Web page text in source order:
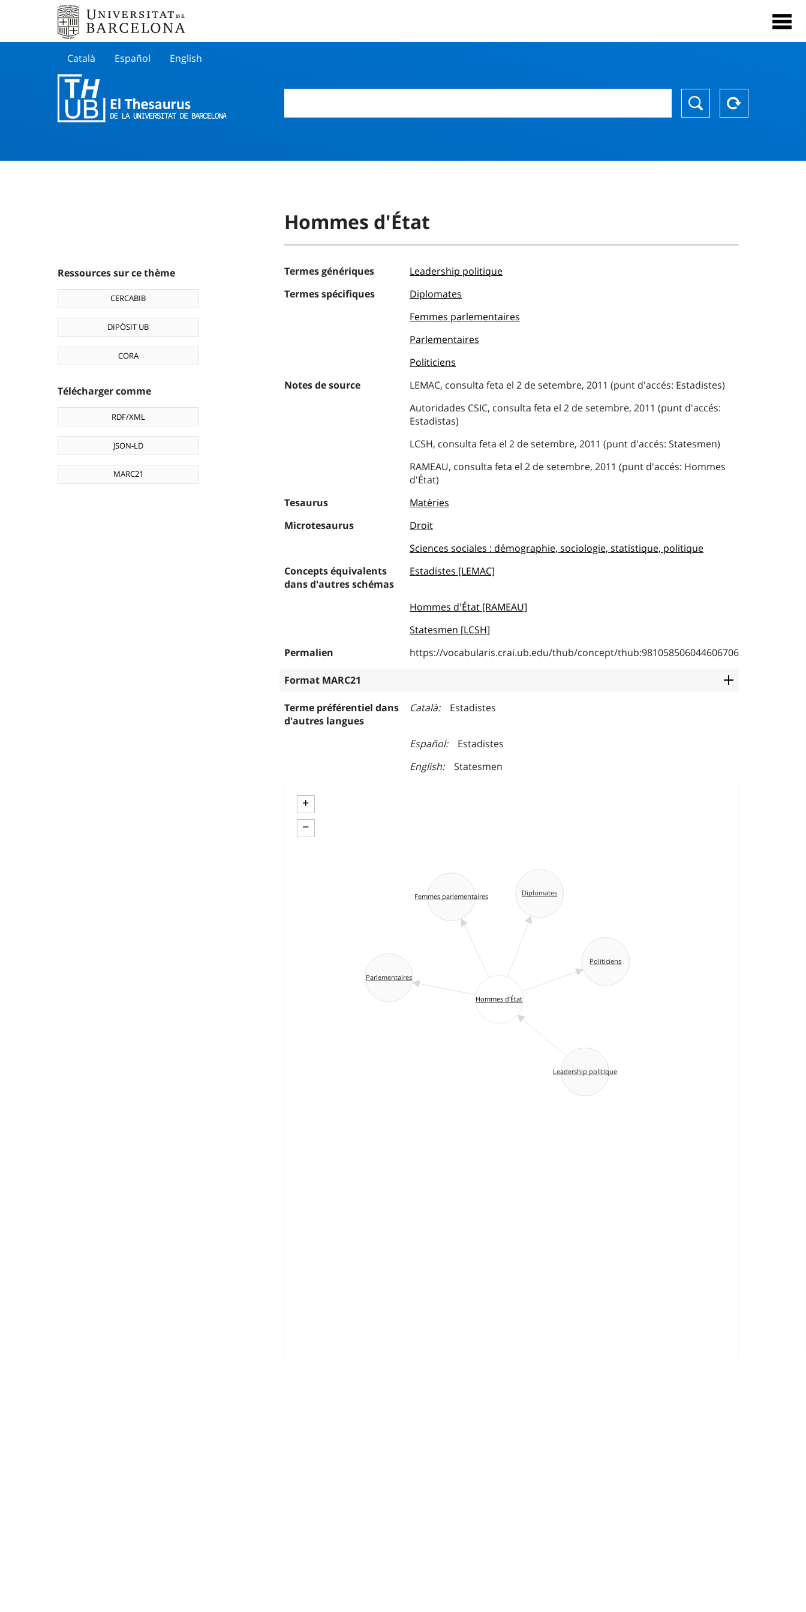
Català Español English
Ressources sur ce thème
CERCABIB
DIPÒSIT UB
CORA
Télécharger comme
RDF/XML
JSON-LD
MARC21
Hommes d'État
Termes génériques
Leadership politique
Termes spécifiques
Diplomates
Femmes parlementaires
Parlementaires
Politiciens
Notes de source
LEMAC, consulta feta el 2 de setembre, 2011 (punt d'accés: Estadistes)
Autoridades CSIC, consulta feta el 2 de setembre, 2011 (punt d'accés:
Estadistas)
LCSH, consulta feta el 2 de setembre, 2011 (punt d'accés: Statesmen)
RAMEAU, consulta feta el 2 de setembre, 2011 (punt d'accés: Hommes
d'État)
Tesaurus
Matèries
Microtesaurus
Droit
Sciences sociales : démographie, sociologie, statistique, politique
Concepts équivalents
dans d'autres schémas
Estadistes [LEMAC]
Hommes d'État [RAMEAU]
Statesmen [LCSH]
Permalien
https://vocabularis.crai.ub.edu/thub/concept/thub:981058506044606706
Format MARC21
Terme préférentiel dans
d'autres langues
Català Estadistes
Español
Estadistes
English
Statesmen
+
−
Diplomates
Hommes d'État
Femmes parlementaires
Leadership politique
Parlementaires
Politiciens